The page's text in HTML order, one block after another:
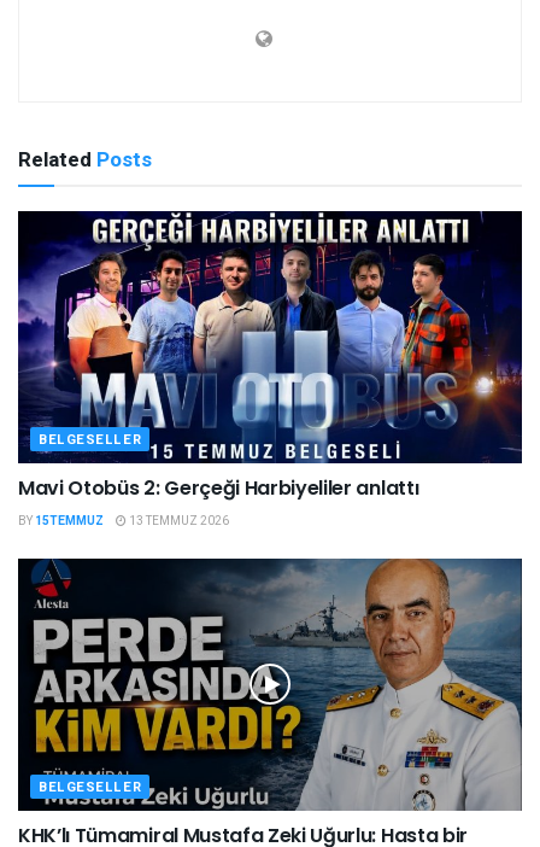
Related Posts
BELGESELLER
Mavi Otobüs 2: Gerçeği Harbiyeliler anlattı
BY 15TEMMUZ 13 TEMMUZ 2026
BELGESELLER
KHK’lı Tümamiral Mustafa Zeki Uğurlu: Hasta bir